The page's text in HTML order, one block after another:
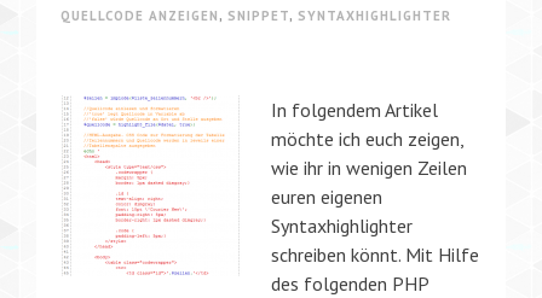
QUELLCODE ANZEIGEN , SNIPPET, SYNTAXHIGHLIGHTER
In folgendem Artikel
möchte ich euch zeigen,
wie ihr in wenigen Zeilen
euren eigenen
Syntaxhighlighter
schreiben könnt. Mit Hilfe
des folgenden PHP